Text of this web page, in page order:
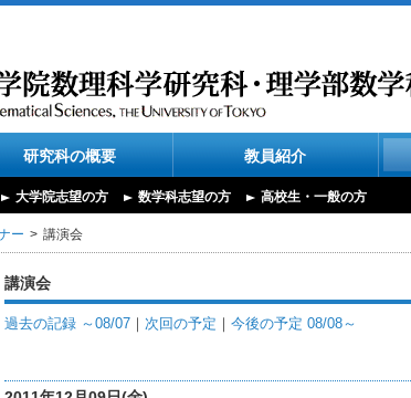
研究科の概要 教員紹介
大学院志望の方 数学科志望の方 高校生・一般の方
ー 講演会
講演会
過去の記録 ～08/07 ｜ 次回の予定 ｜ 今後の予定 08/08～